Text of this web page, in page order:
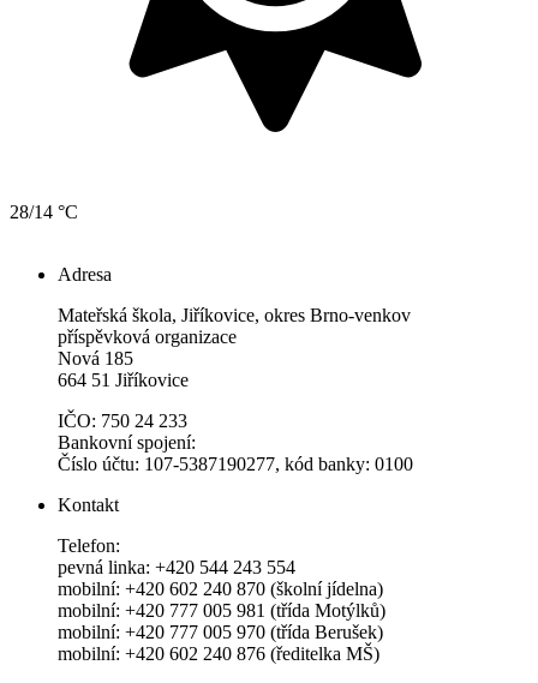
28/14 °C
Adresa
Mateřská škola, Jiříkovice, okres Brno-venkov
příspěvková organizace
Nová 185
664 51 Jiříkovice
IČO: 750 24 233
Bankovní spojení:
Číslo účtu: 107-5387190277, kód banky: 0100
Kontakt
Telefon:
pevná linka: +420 544 243 554
mobilní: +420 602 240 870 (školní jídelna)
mobilní: +420 777 005 981 (třída Motýlků)
mobilní: +420 777 005 970 (třída Berušek)
mobilní: +420 602 240 876 (ředitelka MŠ)